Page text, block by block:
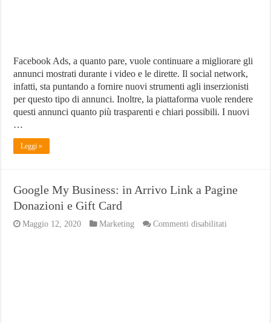
Facebook Ads, a quanto pare, vuole continuare a migliorare gli
annunci mostrati durante i video e le dirette. Il social network,
infatti, sta puntando a fornire nuovi strumenti agli inserzionisti
per questo tipo di annunci. Inoltre, la piattaforma vuole rendere
questi annunci quanto più trasparenti e chiari possibili. I nuovi
…
Leggi »
Google My Business: in Arrivo Link a Pagine
Donazioni e Gift Card
Maggio 12, 2020 Marketing Commenti disabilitati